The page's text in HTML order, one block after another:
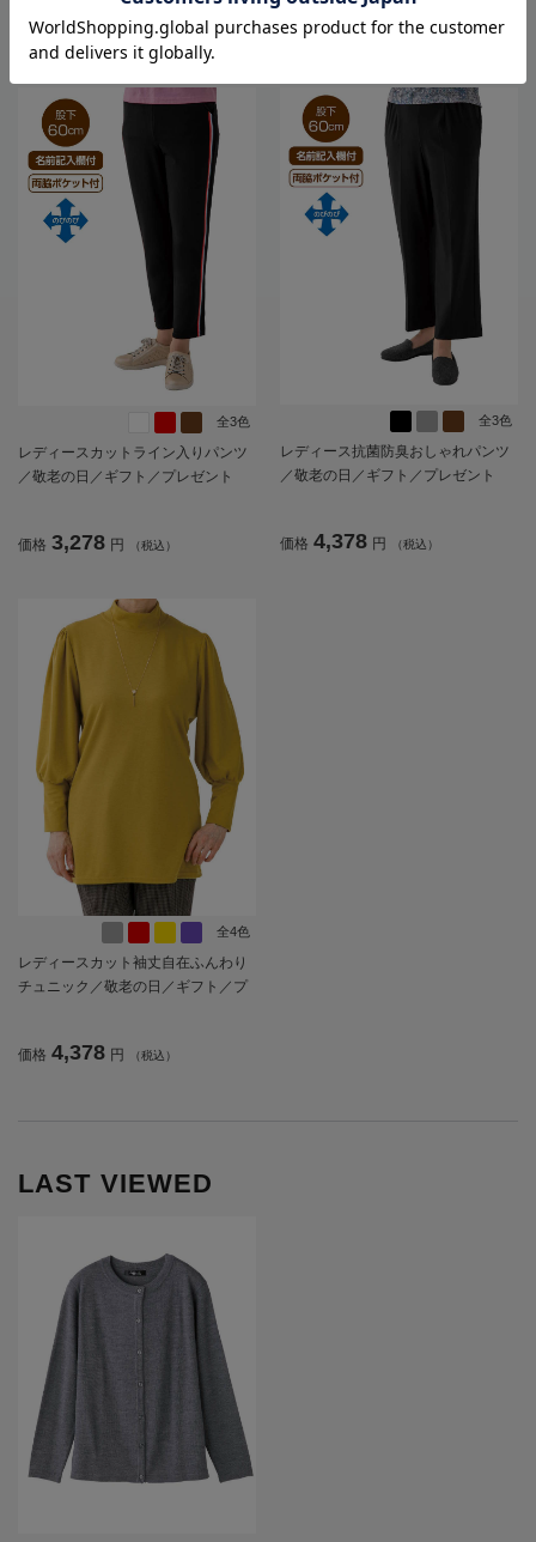
価格 3,278 円 （税込） 価格 3,278 円 （税込）
全3色
レディースカットライン入りパンツ
／敬老の日／ギフト／プレゼント
価格 3,278 円 （税込）
全3色
レディース抗菌防臭おしゃれパンツ
／敬老の日／ギフト／プレゼント
価格 4,378 円 （税込）
全4色
レディースカット袖丈自在ふんわり
チュニック／敬老の日／ギフト／プ
価格 4,378 円 （税込）
LAST VIEWED